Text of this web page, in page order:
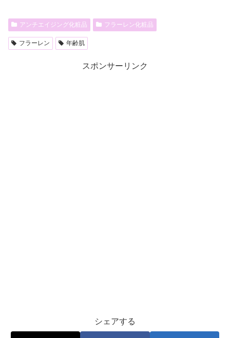
アンチエイジング化粧品 フラーレン化粧品
フラーレン 年齢肌
スポンサーリンク
シェアする